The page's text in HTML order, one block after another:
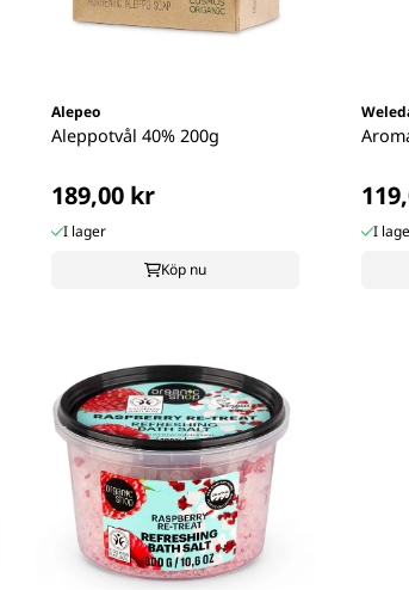
Alepeo
Aleppotvål 40% 200g
189,00 kr
I lager
Köp nu
I